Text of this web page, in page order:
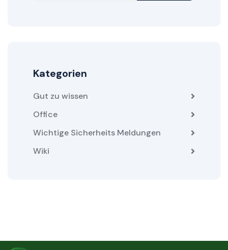
Kategorien
Gut zu wissen
Office
Wichtige Sicherheits Meldungen
Wiki